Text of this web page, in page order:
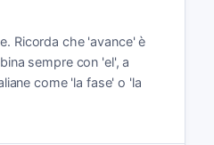
Ricorda che 'avance' è
sempre con 'el', a
come 'la fase' o 'la